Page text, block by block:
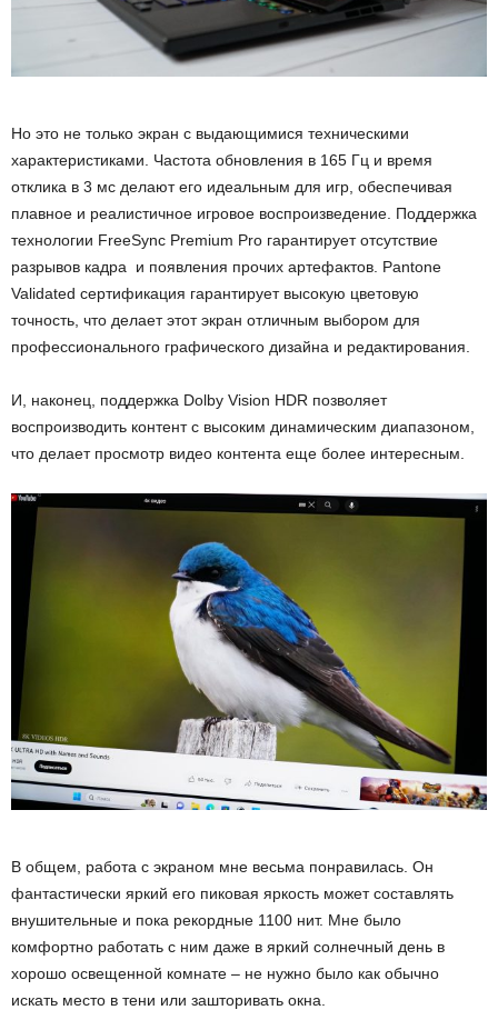
Но это не только экран с выдающимися техническими
характеристиками. Частота обновления в 165 Гц и время
отклика в 3 мс делают его идеальным для игр, обеспечивая
плавное и реалистичное игровое воспроизведение. Поддержка
технологии FreeSync Premium Pro гарантирует отсутствие
разрывов кадра и появления прочих артефактов. Pantone
Validated сертификация гарантирует высокую цветовую
точность, что делает этот экран отличным выбором для
профессионального графического дизайна и редактирования.
И, наконец, поддержка Dolby Vision HDR позволяет
воспроизводить контент с высоким динамическим диапазоном,
что делает просмотр видео контента еще более интересным.
В общем, работа с экраном мне весьма понравилась. Он
фантастически яркий его пиковая яркость может составлять
внушительные и пока рекордные 1100 нит. Мне было
комфортно работать с ним даже в яркий солнечный день в
хорошо освещенной комнате – не нужно было как обычно
искать место в тени или зашторивать окна.